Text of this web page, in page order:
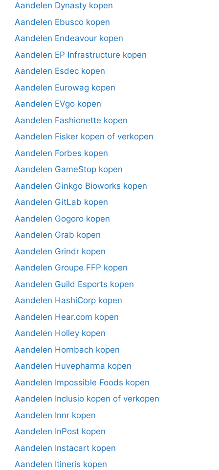
Aandelen Dynasty kopen
Aandelen Ebusco kopen
Aandelen Endeavour kopen
Aandelen EP Infrastructure kopen
Aandelen Esdec kopen
Aandelen Eurowag kopen
Aandelen EVgo kopen
Aandelen Fashionette kopen
Aandelen Fisker kopen of verkopen
Aandelen Forbes kopen
Aandelen GameStop kopen
Aandelen Ginkgo Bioworks kopen
Aandelen GitLab kopen
Aandelen Gogoro kopen
Aandelen Grab kopen
Aandelen Grindr kopen
Aandelen Groupe FFP kopen
Aandelen Guild Esports kopen
Aandelen HashiCorp kopen
Aandelen Hear.com kopen
Aandelen Holley kopen
Aandelen Hornbach kopen
Aandelen Huvepharma kopen
Aandelen Impossible Foods kopen
Aandelen Inclusio kopen of verkopen
Aandelen Innr kopen
Aandelen InPost kopen
Aandelen Instacart kopen
Aandelen Itineris kopen